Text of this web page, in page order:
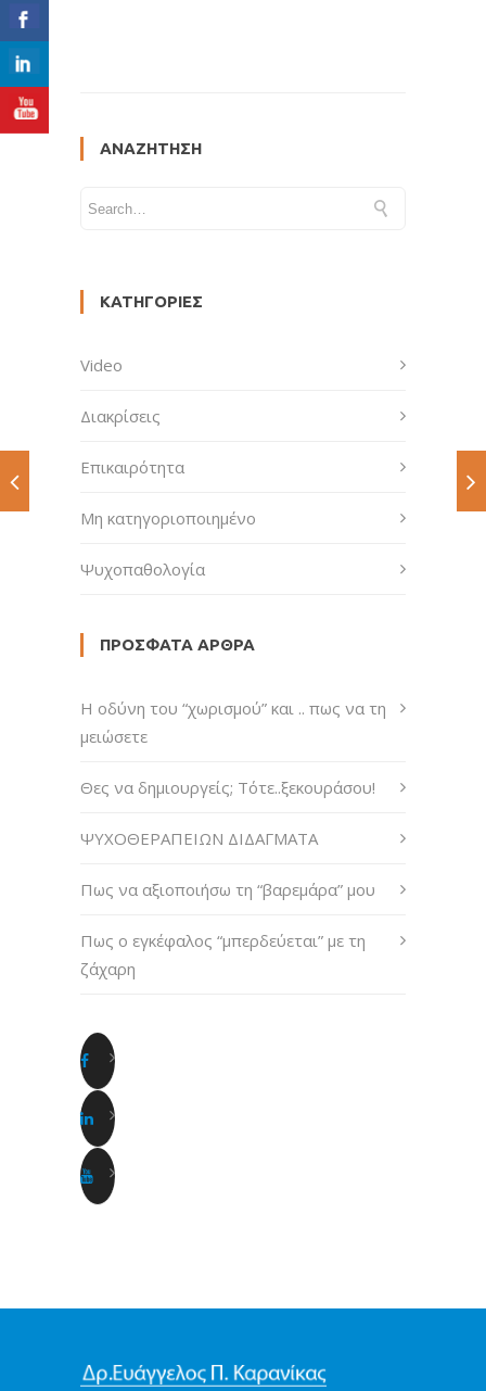
ΑΝΑΖΉΤΗΣΗ
ΚΑΤΗΓΟΡΊΕΣ
Video
Διακρίσεις
Επικαιρότητα
Μη κατηγοριοποιημένο
Ψυχοπαθολογία
ΠΡΌΣΦΑΤΑ ΆΡΘΡΑ
H οδύνη του “χωρισμού” και .. πως να τη
μειώσετε
Θες να δημιουργείς; Τότε..ξεκουράσου!
ΨΥΧΟΘΕΡΑΠΕΙΩΝ ΔΙΔΑΓΜΑΤΑ
Πως να αξιοποιήσω τη “βαρεμάρα” μου
Πως ο εγκέφαλος “μπερδεύεται” με τη
ζάχαρη